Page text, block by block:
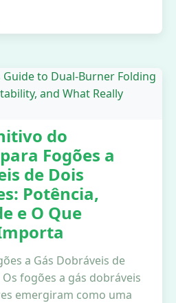
do
Fogões a
de Dois
Potência,
e O Que
a Gás Dobráveis de
fogões a gás dobráveis
emergiram como uma